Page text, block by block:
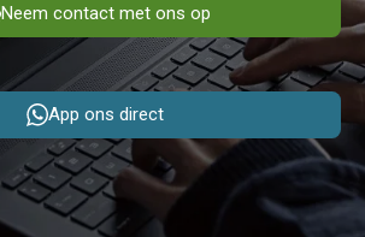
Neem contact met ons op
App ons direct